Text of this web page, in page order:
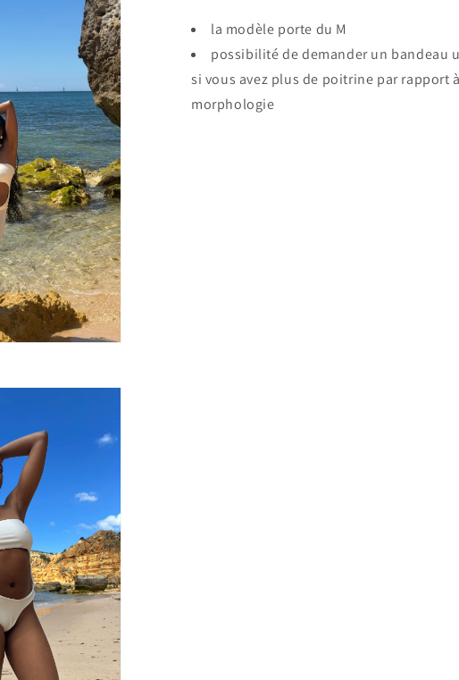
la modèle porte du M
possibilité de demander un bandeau
si vous avez plus de poitrine par rapport
morphologie